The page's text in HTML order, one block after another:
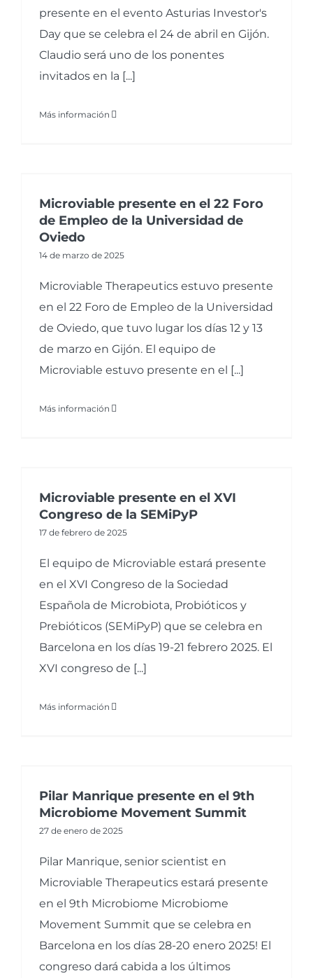
presente en el evento Asturias Investor's
Day que se celebra el 24 de abril en Gijón.
Claudio será uno de los ponentes
invitados en la [...]
Más información
Microviable presente en el 22 Foro
de Empleo de la Universidad de
Oviedo
14 de marzo de 2025
Microviable Therapeutics estuvo presente
en el 22 Foro de Empleo de la Universidad
de Oviedo, que tuvo lugar los días 12 y 13
de marzo en Gijón. El equipo de
Microviable estuvo presente en el [...]
Más información
Microviable presente en el XVI
Congreso de la SEMiPyP
17 de febrero de 2025
El equipo de Microviable estará presente
en el XVI Congreso de la Sociedad
Española de Microbiota, Probióticos y
Prebióticos (SEMiPyP) que se celebra en
Barcelona en los días 19-21 febrero 2025. El
XVI congreso de [...]
Más información
Pilar Manrique presente en el 9th
Microbiome Movement Summit
27 de enero de 2025
Pilar Manrique, senior scientist en
Microviable Therapeutics estará presente
en el 9th Microbiome Microbiome
Movement Summit que se celebra en
Barcelona en los días 28-20 enero 2025! El
congreso dará cabida a los últimos